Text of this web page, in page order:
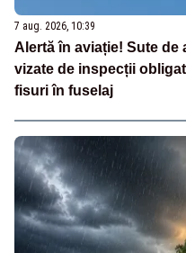
7 aug. 2026, 10:39
Alertă în aviație! Sute de
vizate de inspecții
fisuri în fuselaj